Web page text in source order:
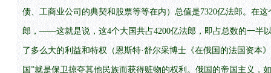
债、工商业公司的典契和股票等等在内）总值是7320亿法郎。在
郎，——这就是说，这4个大国共占4200亿法郎，即占总数的一半
了多么大的利益和特权（恩斯特·舒尔采博士《在俄国的法国资本
国”就是保卫掠夺其他民族而获得赃物的权利。俄国的帝国主义，